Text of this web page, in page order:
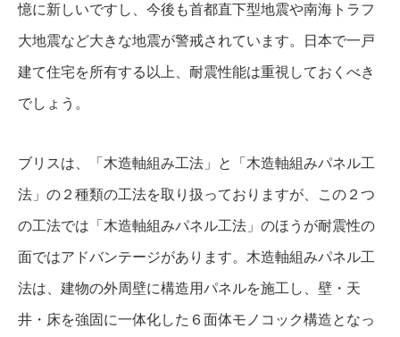
憶に新しいですし、今後も首都直下型地震や南海トラフ
大地震など大きな地震が警戒されています。日本で一戸
建て住宅を所有する以上、耐震性能は重視しておくべき
でしょう。
ブリスは、「木造軸組み工法」と「木造軸組みパネル工
法」の２種類の工法を取り扱っておりますが、この２つ
の工法では「木造軸組みパネル工法」のほうが耐震性の
面ではアドバンテージがあります。木造軸組みパネル工
法は、建物の外周壁に構造用パネルを施工し、壁・天
井・床を強固に一体化した６面体モノコック構造となっ